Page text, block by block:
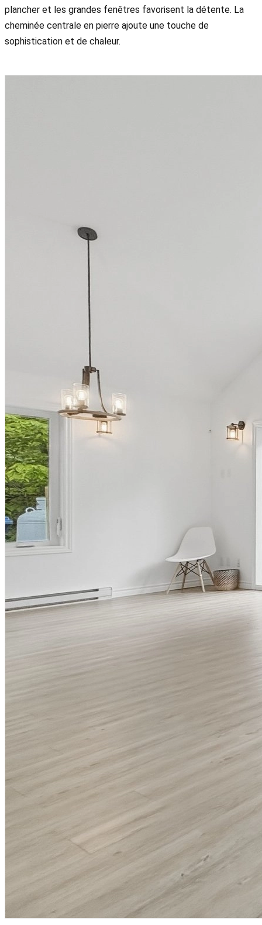
plancher et les grandes fenêtres favorisent la détente. La
cheminée centrale en pierre ajoute une touche de
sophistication et de chaleur.